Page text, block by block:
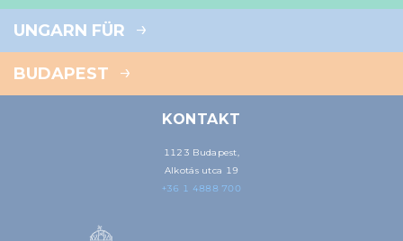
UNGARN FÜR
BUDAPEST
KONTAKT
1123 Budapest,
Alkotás utca 19
+36 1 4888 700